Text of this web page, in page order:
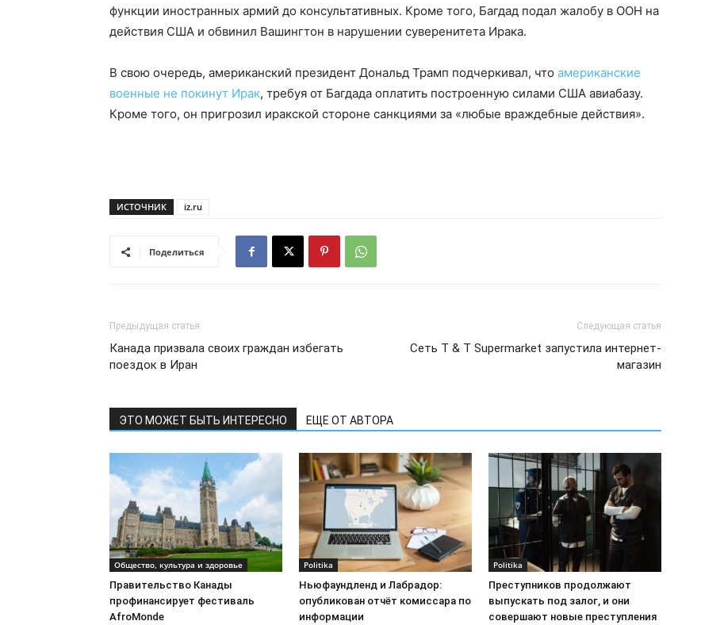
функции иностранных армий до консультативных. Кроме того, Багдад подал жалобу в ООН на
действия США и обвинил Вашингтон в нарушении суверенитета Ирака.
В свою очередь, американский президент Дональд Трамп подчеркивал, что американские
военные не покинут Ирак, требуя от Багдада оплатить построенную силами США авиабазу.
Кроме того, он пригрозил иракской стороне санкциями за «любые враждебные действия».
ИСТОЧНИК iz.ru
Поделиться
Предыдущая статья
Канада призвала своих граждан избегать
поездок в Иран
Следующая статья
Сеть T & T Supermarket запустила интернет-
магазин
ЭТО МОЖЕТ БЫТЬ ИНТЕРЕСНО ЕЩЕ ОТ АВТОРА
Общество, культура и здоровье
Правительство Канады
профинансирует фестиваль
AfroMonde
Politika
Ньюфаундленд и Лабрадор:
опубликован отчёт комиссара по
информации
Politika
Преступников продолжают
выпускать под залог, и они
совершают новые преступления